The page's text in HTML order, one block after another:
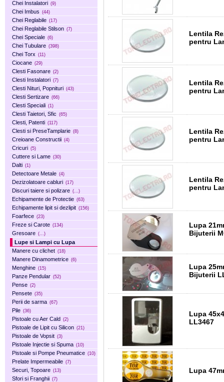
Chei Instalatori (9)
Chei Imbus (44)
Chei Reglabile (17)
Chei Reglabile Stilson (7)
Chei Speciale (6)
Chei Tubulare (398)
Chei Torx (11)
Ciocane (29)
Clesti Fasonare (2)
Clesti Instalatori (7)
Clesti Nituri, Popnituri (43)
Clesti Sertizare (66)
Clesti Speciali (1)
Clesti Taietori, Sfic (65)
Clesti, Patenti (117)
Clesti si PreseTamplarie (8)
Creioane Constructii (4)
Cricuri (5)
Cuttere si Lame (30)
Dalti (1)
Detectoare Metale (4)
Dezizolatoare cabluri (17)
Discuri taiere si polizare (...)
Echipamente de Protectie (63)
Echipamente lipit si dezlipit (156)
Foarfece (23)
Freze si Carote (134)
Gresoare (...)
Lupe si Lampi cu Lupa
Manere cu clichet (18)
Manere Dinamometrice (6)
Menghine (15)
Panze Pendular (52)
Pense (2)
Pensete (35)
Perii de sarma (67)
Pile (36)
Pistoale cu Aer Cald (2)
Pistoale de Lipit cu Silicon (21)
Pistoale de Vopsit (3)
Pistoale Injectie si Spuma (10)
Pistoale si Pompe Pneumatice (10)
Prelate Impermeabile (7)
Securi, Topoare (13)
Sfori si Franghii (7)
Lentila
pentru
Lentila
pentru
Lentila
pentru
Lentila
pentru
Lupa 21mm 10X cu Iluminare LED Alb pentru
Bijuterii
Lupa 25mm 40X cu Iluminare LED Alb pentru
Bijuterii
Lupa 45x45mm 3X + 6X cu Iluminare 1 LED Alb
LL3467
Lupa